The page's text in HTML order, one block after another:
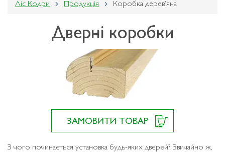
Ліс Кодри Продукція Коробка дерев’яна
Дверні коробки
ЗАМОВИТИ ТОВАР
З чого починається установка будь-яких дверей? Звичайно ж,